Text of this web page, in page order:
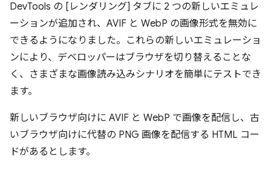
DevTools の [レンダリング] タブに 2 つの新しいエミュレ
ーションが追加され、AVIF と WebP の画像形式を無効に
できるようになりました。これらの新しいエミュレーショ
ンにより、デベロッパーはブラウザを切り替えることな
く、さまざまな画像読み込みシナリオを簡単にテストでき
ます。
新しいブラウザ向けに AVIF と WebP で画像を配信し、古
いブラウザ向けに代替の PNG 画像を配信する HTML コー
ドがあるとします。